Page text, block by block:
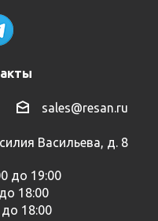
sales@resan.ru
Васильева, д. 8
до 19:00
18:00
до 18:00